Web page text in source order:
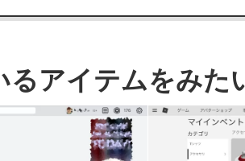
るアイテムをみた